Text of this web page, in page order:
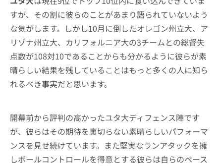
すが、その割に彼らのことがあまり語られていないよう
な気がします。しかし10月に倒したオレゴン州立大、ア
リゾナ州立大、カリフォルニア大の3チームとの総督失
点数が108対10であることからも分かるように彼らが素
晴らしい結果を残していることはもっと多くの人に知ら
れるべき事実だと思います。
開幕前から評判の高かったユタ大ディフェンス陣です
が、彼らはその期待を裏切らない素晴らしいパフォーマ
ンスを見せ続けています。また堅実なランアタックを擁
しボールコントロールを得意とする彼らは自らのペース